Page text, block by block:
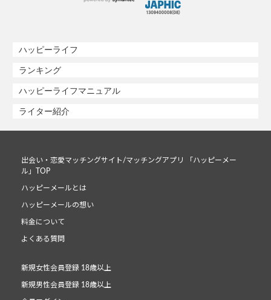
ハッピーライフ
ランキング
ハッピーライフマニュアル
ライター紹介
出会い・恋愛マッチングサイト/マッチングアプリ 「ハッピーメー
ル」TOP
ハッピーメールとは
ハッピーメールの想い
料金について
よくある質問
新規女性会員登録 18歳以上
新規男性会員登録 18歳以上